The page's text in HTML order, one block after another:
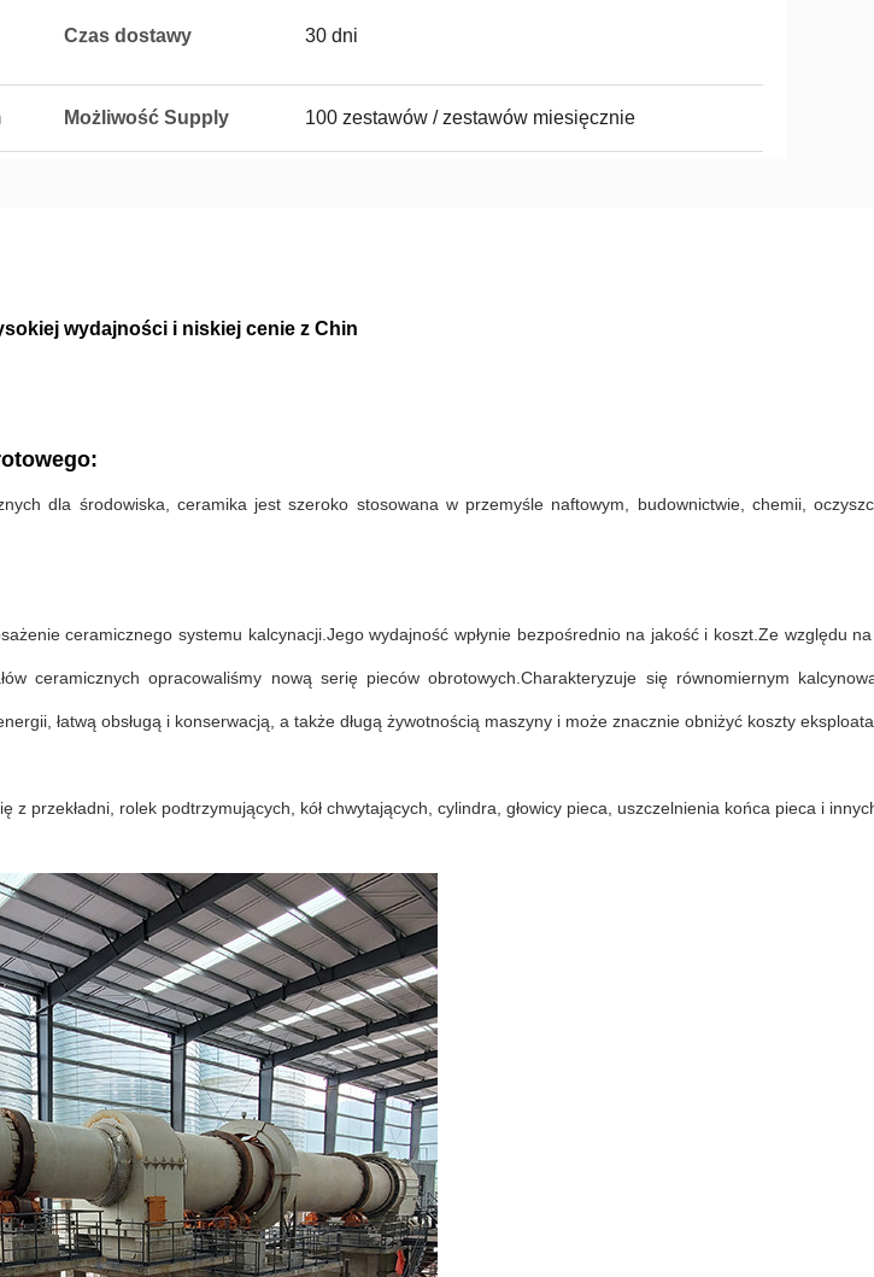
Czas dostawy 30 dni
Możliwość Supply 100 zestawów / zestawów miesięcznie
wydajności i niskiej cenie z Chin
dla środowiska, ceramika jest szeroko stosowana w przemyśle naftowym, budownictwie, chemii,
ceramicznego systemu kalcynacji.Jego wydajność wpłynie bezpośrednio na jakość i koszt.Ze względu
ceramicznych opracowaliśmy nową serię pieców obrotowych.Charakteryzuje się równomiernym
łatwą obsługą i konserwacją, a także długą żywotnością maszyny i może znacznie obniżyć koszty
z przekładni, rolek podtrzymujących, kół chwytających, cylindra, głowicy pieca, uszczelnienia końca pieca i